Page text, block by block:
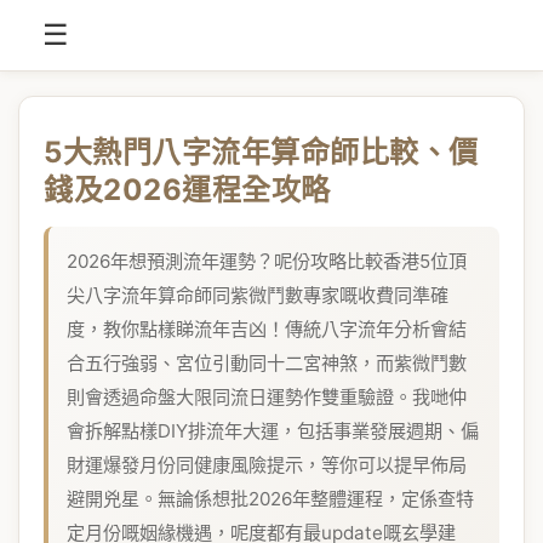
☰
5大熱門八字流年算命師比較、價
錢及2026運程全攻略
2026年想預測流年運勢？呢份攻略比較香港5位頂
尖八字流年算命師同紫微鬥數專家嘅收費同準確
度，教你點樣睇流年吉凶！傳統八字流年分析會結
合五行強弱、宮位引動同十二宮神煞，而紫微鬥數
則會透過命盤大限同流日運勢作雙重驗證。我哋仲
會拆解點樣DIY排流年大運，包括事業發展週期、偏
財運爆發月份同健康風險提示，等你可以提早佈局
避開兇星。無論係想批2026年整體運程，定係查特
定月份嘅姻緣機遇，呢度都有最update嘅玄學建